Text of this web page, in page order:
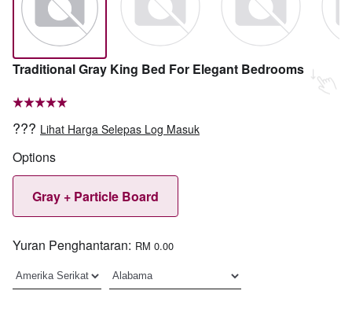
Traditional Gray King Bed For Elegant Bedrooms
??? Lihat Harga Selepas Log Masuk
Options
Gray + Particle Board
Yuran Penghantaran: RM 0.00